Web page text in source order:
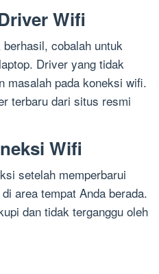
Wifi
cobalah untuk
Driver yang tidak
masalah pada koneksi wifi.
terbaru dari situs resmi
Wifi
setelah memperbarui
area tempat Anda berada.
dan tidak terganggu oleh